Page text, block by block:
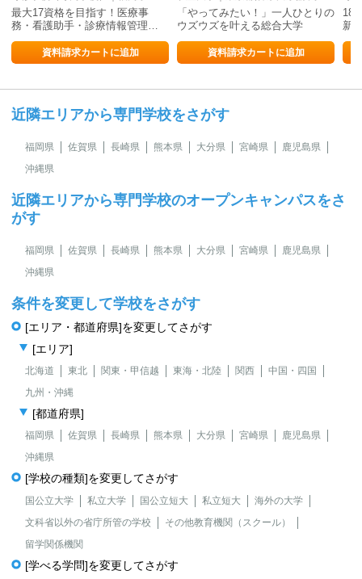
最大17資格を目指す！医療事
務・看護助手・診療情報管理…
資料請求カートに追加
「やってみたい！」一人ひとりの
ウズウズを叶える総合大学
資料請求カートに追加
新
近隣エリアから専門学校をさがす
福岡県 佐賀県 長崎県 熊本県 大分県 宮崎県
鹿児島県
沖縄県
近隣エリアから専門学校のオープンキャンパスをさ
がす
福岡県 佐賀県 長崎県 熊本県 大分県 宮崎県
鹿児島県
沖縄県
条件を変更して学校をさがす
[エリア・都道府県]を変更してさがす
[エリア]
北海道 東北 関東・甲信越 東海・北陸 関西
中国・四国
九州・沖縄
[都道府県]
福岡県 佐賀県 長崎県 熊本県 大分県 宮崎県
鹿児島県
沖縄県
[学校の種類]を変更してさがす
国公立大学 私立大学 国公立短大 私立短大
海外の大学
文科省以外の省庁所管の学校
その他教育機関（スクール）
留学関係機関
[学べる学問]を変更してさがす